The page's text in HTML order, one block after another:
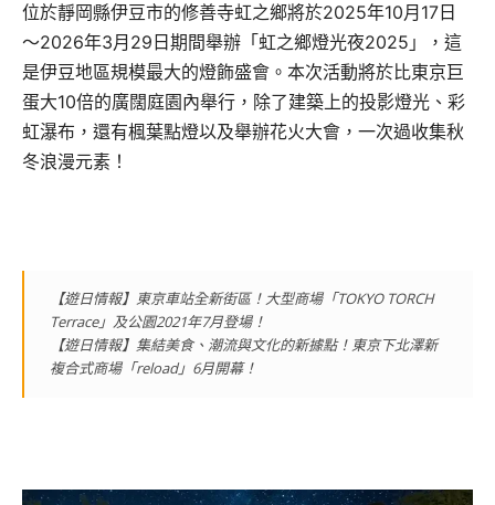
位於靜岡縣伊豆市的修善寺虹之鄉將於2025年10月17日
～2026年3月29日期間舉辦「虹之鄉燈光夜2025」，這
是伊豆地區規模最大的燈飾盛會。本次活動將於比東京巨
蛋大10倍的廣闊庭園內舉行，除了建築上的投影燈光、彩
虹瀑布，還有楓葉點燈以及舉辦花火大會，一次過收集秋
冬浪漫元素！
【遊日情報】東京車站全新街區！大型商場「TOKYO TORCH
Terrace」及公園2021年7月登場！
【遊日情報】集結美食、潮流與文化的新據點！東京下北澤新
複合式商場「reload」6月開幕！